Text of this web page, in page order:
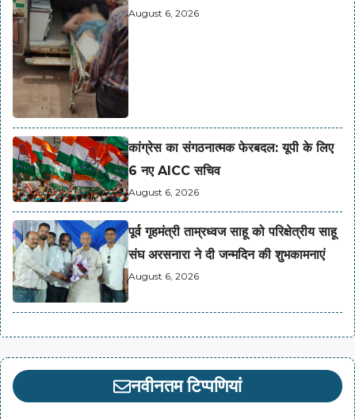
August 6, 2026
कांग्रेस का संगठनात्मक फेरबदल: यूपी के लिए
6 नए AICC सचिव
August 6, 2026
पूर्व गृहमंत्री ताम्रध्वज साहू को परिक्षेत्रीय साहू
संघ अरसनारा ने दी जन्मदिन की शुभकामनाएं
August 6, 2026
नवीनतम टिप्पणियां